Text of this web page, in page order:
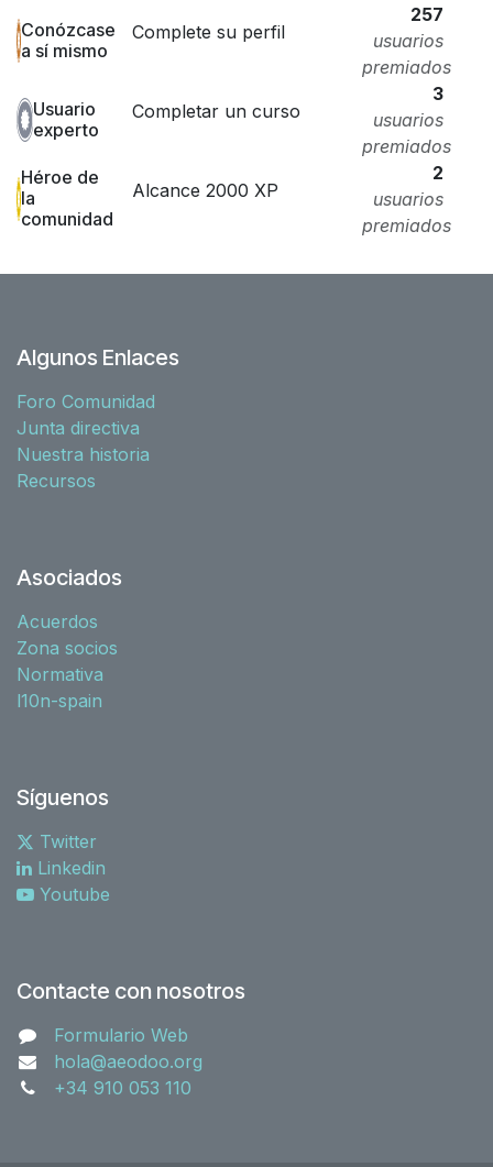
Conózcase
a sí mismo
Complete su perfil
257
usuarios
premiados
Usuario
experto
Completar un curso
3
usuarios
premiados
Héroe de
la
comunidad
Alcance 2000 XP
2
usuarios
premiados
Algunos Enlaces
Foro Comunidad
Junta directiva
Nuestra historia
Recursos
Asociados
Acuerdos
Zona socios
Normativa
l10n-spain
Síguenos
Twitter
Linkedin
Youtube
Contacte con nosotros
Formulario Web
hola@aeodoo.org
+34 910 053 110